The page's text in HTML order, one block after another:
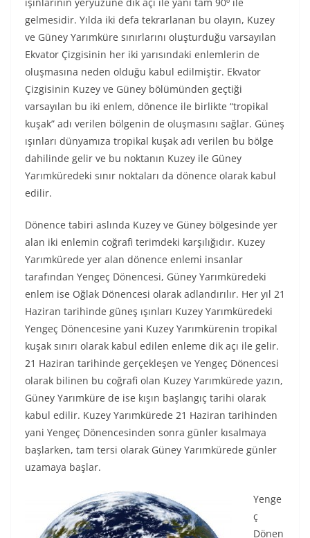
gelmesidir. Yılda iki defa tekrarlanan bu olayın, Kuzey
ve Güney Yarımküre sınırlarını oluşturduğu varsayılan
Ekvator Çizgisinin her iki yarısındaki enlemlerin de
oluşmasına neden olduğu kabul edilmiştir. Ekvator
Çizgisinin Kuzey ve Güney bölümünden geçtiği
varsayılan bu iki enlem, dönence ile birlikte “tropikal
kuşak” adı verilen bölgenin de oluşmasını sağlar. Güneş
ışınları dünyamıza tropikal kuşak adı verilen bu bölge
dahilinde gelir ve bu noktanın Kuzey ile Güney
Yarımküredeki sınır noktaları da dönence olarak kabul
edilir.
Dönence tabiri aslında Kuzey ve Güney bölgesinde yer
alan iki enlemin coğrafi terimdeki karşılığıdır. Kuzey
Yarımkürede yer alan dönence enlemi insanlar
tarafından Yengeç Dönencesi, Güney Yarımküredeki
enlem ise Oğlak Dönencesi olarak adlandırılır. Her yıl 21
Haziran tarihinde güneş ışınları Kuzey Yarımküredeki
Yengeç Dönencesine yani Kuzey Yarımkürenin tropikal
kuşak sınırı olarak kabul edilen enleme dik açı ile gelir.
21 Haziran tarihinde gerçekleşen ve Yengeç Dönencesi
olarak bilinen bu coğrafi olan Kuzey Yarımkürede yazın,
Güney Yarımküre de ise kışın başlangıç tarihi olarak
kabul edilir. Kuzey Yarımkürede 21 Haziran tarihinden
yani Yengeç Dönencesinden sonra günler kısalmaya
başlarken, tam tersi olarak Güney Yarımkürede günler
uzamaya başlar.
Yenge
ç
Dönen